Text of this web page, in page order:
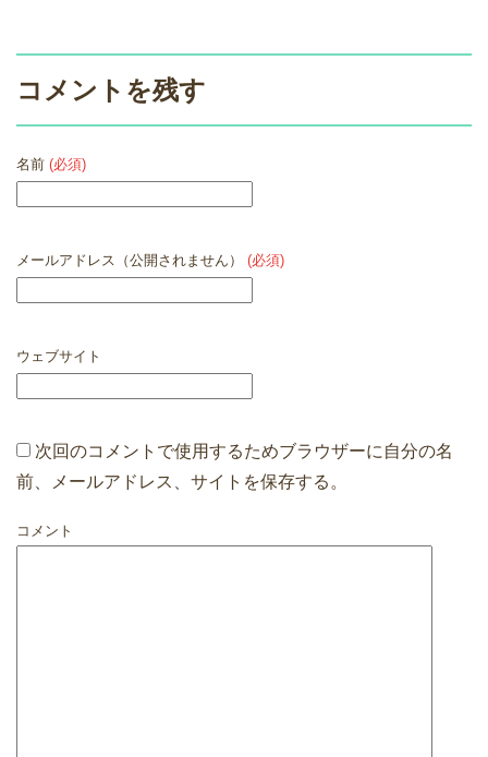
コメントを残す
名前 (必須)
メールアドレス（公開されません） (必須)
ウェブサイト
次回のコメントで使用するためブラウザーに自分の名
前、メールアドレス、サイトを保存する。
コメント